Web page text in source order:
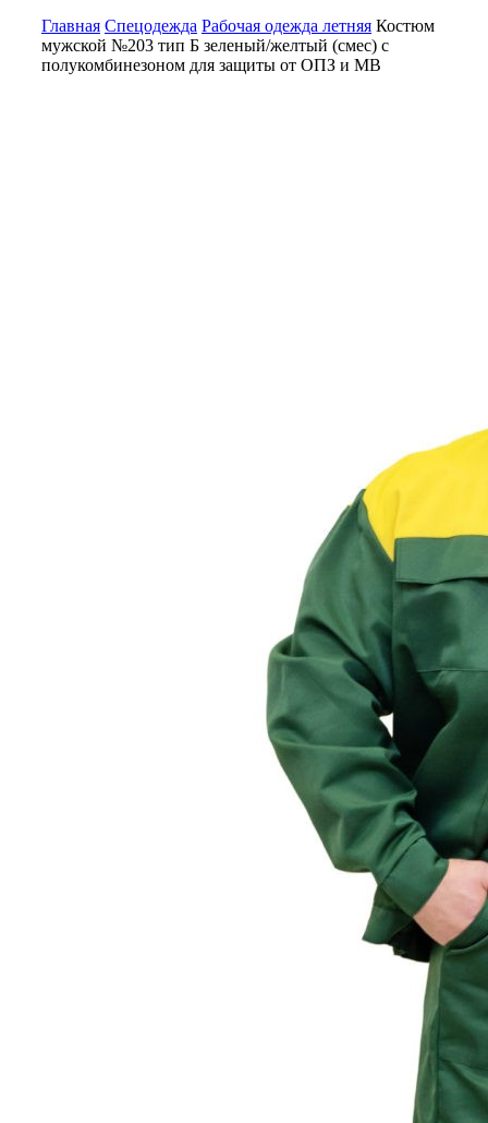
Главная Спецодежда Рабочая одежда летняя Костюм
мужской №203 тип Б зеленый/желтый (смес) с
полукомбинезоном для защиты от ОПЗ и МВ